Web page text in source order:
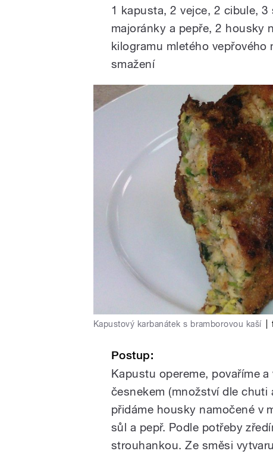
1 kapusta, 2 vejce, 2 cibule,
majoránky a pepře, 2 housky
kilogramu mletého vepřového
smažení
Kapustový karbanátek s bramborovou kaší
Postup:
Kapustu opereme, povaříme
česnekem (množství dle chuti
přidáme housky namočené v
sůl a pepř. Podle potřeby
strouhankou. Ze směsi